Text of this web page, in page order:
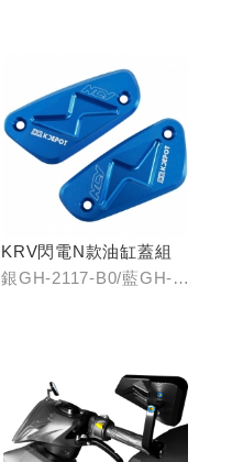
KRV閃電N款油缸蓋組
銀GH-2117-B0/藍GH-